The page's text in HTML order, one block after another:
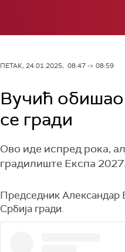
ПЕТАК, 24.01.2025, 08:47 -> 08:59
Вучић обишао
се гради
Ово иде испред рока,
градилиште Експа 2027.
Председник Александар
Србија гради.